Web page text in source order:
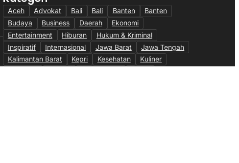
Aceh Advokat Bali Bali Banten
Banten
Budaya
Business Daerah
Ekonomi
Entertainment
Hiburan
Hukum & Kriminal
Inspiratif
Internasional Jawa Barat
Jawa Tengah
Kalimantan Barat
Kepri Kesehatan
Kuliner